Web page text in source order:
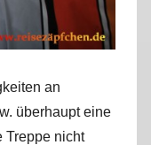
an
überhaupt eine
Treppe nicht